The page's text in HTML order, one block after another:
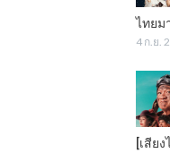
ไทยม
4 ก.ย.
[เสีย